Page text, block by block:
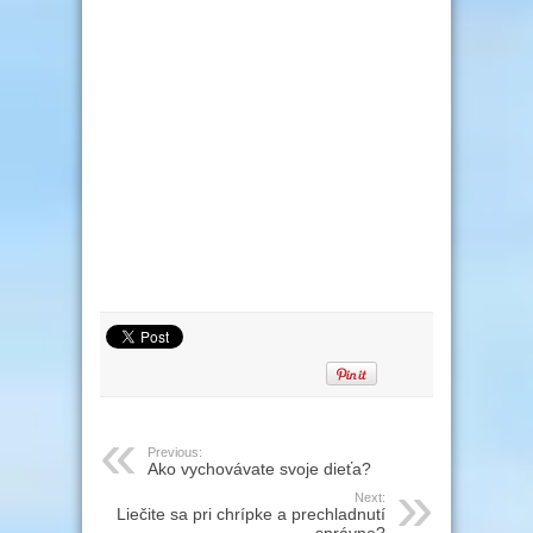
Previous:
Ako vychovávate svoje dieťa?
Next:
Liečite sa pri chrípke a prechladnutí